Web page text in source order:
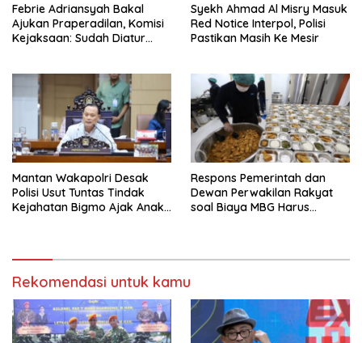
Febrie Adriansyah Bakal
Ajukan Praperadilan, Komisi
Kejaksaan: Sudah Diatur
Syekh Ahmad Al Misry Masuk
Red Notice Interpol, Polisi
Pastikan Masih Ke Mesir
Mantan Wakapolri Desak
Polisi Usut Tuntas Tindak
Kejahatan Bigmo Ajak Anak
Respons Pemerintah dan
Dewan Perwakilan Rakyat
soal Biaya MBG Harus
Rekomendasi untuk kamu